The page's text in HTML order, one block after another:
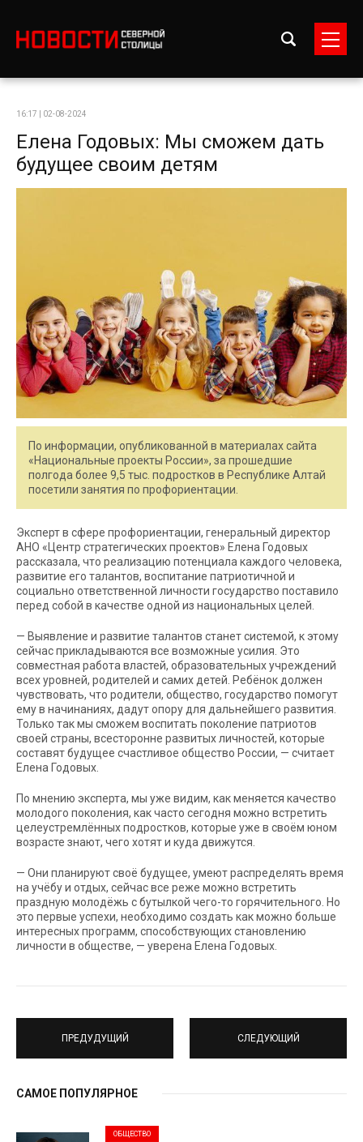
16:17 | 02-08-2024
Елена Годовых: Мы сможем дать
будущее своим детям
По информации, опубликованной в материалах сайта
«Национальные проекты России», за прошедшие
полгода более 9,5 тыс. подростков в Республике Алтай
посетили занятия по профориентации.
Эксперт в сфере профориентации, генеральный директор
АНО «Центр стратегических проектов» Елена Годовых
рассказала, что реализацию потенциала каждого человека,
развитие его талантов, воспитание патриотичной и
социально ответственной личности государство поставило
перед собой в качестве одной из национальных целей.
— Выявление и развитие талантов станет системой, к этому
сейчас прикладываются все возможные усилия. Это
совместная работа властей, образовательных учреждений
всех уровней, родителей и самих детей. Ребёнок должен
чувствовать, что родители, общество, государство помогут
ему в начинаниях, дадут опору для дальнейшего развития.
Только так мы сможем воспитать поколение патриотов
своей страны, всесторонне развитых личностей, которые
составят будущее счастливое общество России, — считает
Елена Годовых.
По мнению эксперта, мы уже видим, как меняется качество
молодого поколения, как часто сегодня можно встретить
целеустремлённых подростков, которые уже в своём юном
возрасте знают, чего хотят и куда движутся.
— Они планируют своё будущее, умеют распределять время
на учёбу и отдых, сейчас все реже можно встретить
праздную молодёжь с бутылкой чего-то горячительного. Но
это первые успехи, необходимо создать как можно больше
интересных программ, способствующих становлению
личности в обществе, — уверена Елена Годовых.
ПРЕДУДУЩИЙ СЛЕДУЮЩИЙ
САМОЕ ПОПУЛЯРНОЕ
ОБЩЕСТВО